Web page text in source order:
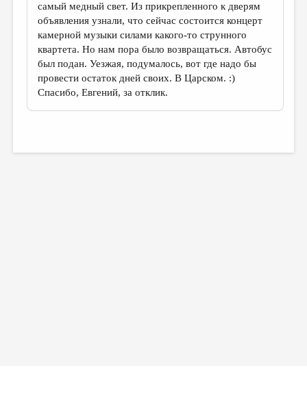
самый медный свет. Из прикрепленного к дверям
объявления узнали, что сейчас состоится концерт
камерной музыки силами какого-то струнного
квартета. Но нам пора было возвращаться. Автобус
был подан. Уезжая, подумалось, вот где надо бы
провести остаток дней своих. В Царском. :)
Спасибо, Евгений, за отклик.